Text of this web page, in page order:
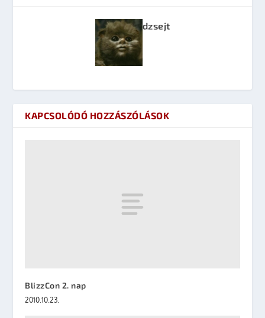
dzsejt
KAPCSOLÓDÓ HOZZÁSZÓLÁSOK
BlizzCon 2. nap
2010.10.23.